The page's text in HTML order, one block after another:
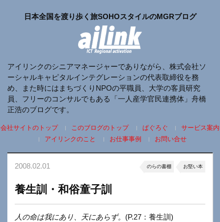
日本全国を渡り歩く旅SOHOスタイルのMGRブログ
アイリンクのシニアマネージャーでありながら、株式会社ソ
ーシャルキャピタルインテグレーションの代表取締役を務
め、また時にはまちづくりNPOの平職員、大学の客員研究
員、フリーのコンサルでもある「一人産学官民連携体」舟橋
正浩のブログです。
会社サイトのトップ このブログのトップ ぱぐろぐ
サービス案内
アイリンクのこと
お仕事事例 お問い合せ
2008.02.01 のらの書棚 お堅い本
養生訓・和俗童子訓
人の命は我にあり、天にあらず。 (P.27：養生訓)